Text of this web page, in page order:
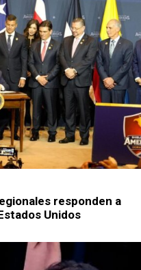
responden a
Unidos